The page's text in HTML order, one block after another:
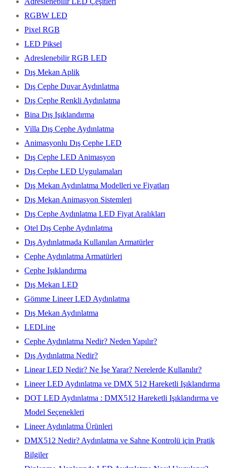
RGBW LED
Pixel RGB
LED Piksel
Adreslenebilir RGB LED
Dış Mekan Aplik
Dış Cephe Duvar Aydınlatma
Dış Cephe Renkli Aydınlatma
Bina Dış Işıklandırma
Villa Dış Cephe Aydınlatma
Animasyonlu Dış Cephe LED
Dış Cephe LED Animasyon
Dış Cephe LED Uygulamaları
Dış Mekan Aydınlatma Modelleri ve Fiyatları
Dış Mekan Animasyon Sistemleri
Dış Cephe Aydınlatma LED Fiyat Aralıkları
Otel Dış Cephe Aydınlatma
Dış Aydınlatmada Kullanılan Armatürler
Cephe Aydınlatma Armatürleri
Cephe Işıklandırma
Dış Mekan LED
Gömme Lineer LED Aydınlatma
Dış Mekan Aydınlatma
LEDLine
Cephe Aydınlatma Nedir? Neden Yapılır?
Dış Aydınlatma Nedir?
Linear LED Nedir? Ne İşe Yarar? Nerelerde Kullanılır?
Lineer LED Aydınlatma ve DMX 512 Hareketli Işıklandırma
DOT LED Aydınlatma : DMX512 Hareketli Işıklandırma ve
Model Seçenekleri
Lineer Aydınlatma Ürünleri
DMX512 Nedir? Aydınlatma ve Sahne Kontrolü için Pratik
Bilgiler